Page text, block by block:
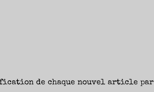
de chaque nouvel article par